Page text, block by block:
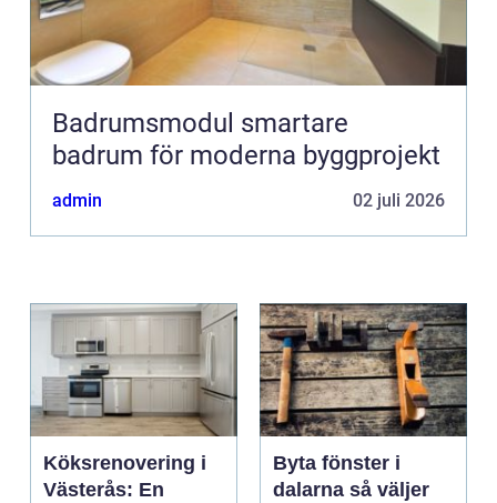
Badrumsmodul smartare
badrum för moderna byggprojekt
admin 02 juli 2026
Köksrenovering i
Västerås: En
Byta fönster i
dalarna så väljer